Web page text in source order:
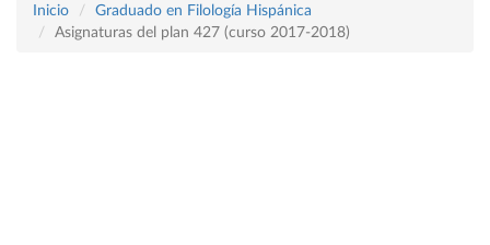
Inicio
Graduado en Filología Hispánica
Asignaturas del plan 427 (curso 2017-2018)